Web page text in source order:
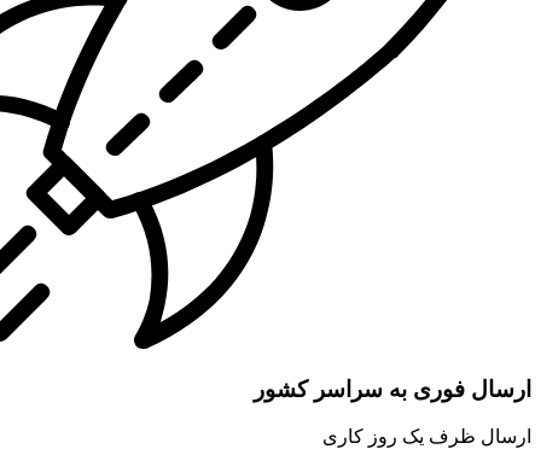
ارسال فوری به سراسر کشور
ارسال ظرف یک روز کاری